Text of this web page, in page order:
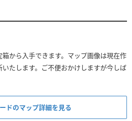
から入手できます。マップ画像は現在作
たします。ご不便おかけしますが今しば
ドのマップ詳細を見る